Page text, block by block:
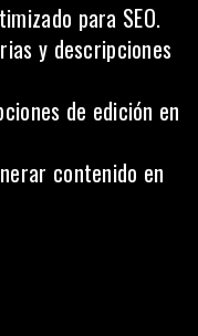
para SEO.
y descripciones
de edición en
contenido en